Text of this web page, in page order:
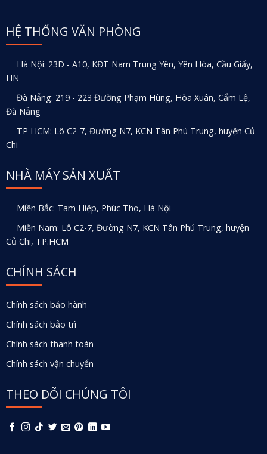
HỆ THỐNG VĂN PHÒNG
Hà Nội: 23D - A10, KĐT Nam Trung Yên, Yên Hòa, Cầu Giấy,
HN
Đà Nẵng: 219 - 223 Đường Phạm Hùng, Hòa Xuân, Cẩm Lệ,
Đà Nẵng
TP HCM: Lô C2-7, Đường N7, KCN Tân Phú Trung, huyện Củ
Chi
NHÀ MÁY SẢN XUẤT
Miền Bắc: Tam Hiệp, Phúc Thọ, Hà Nội
Miền Nam: Lô C2-7, Đường N7, KCN Tân Phú Trung, huyện
Củ Chi, TP.HCM
CHÍNH SÁCH
Chính sách bảo hành
Chính sách bảo trì
Chính sách thanh toán
Chính sách vận chuyển
THEO DÕI CHÚNG TÔI